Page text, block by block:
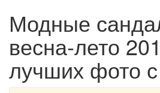
Модные
весна-лето
лучших фото